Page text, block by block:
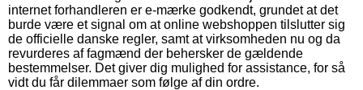
internet forhandleren er e-mærke godkendt, grundet at det
burde være et signal om at online webshoppen tilslutter sig
de officielle danske regler, samt at virksomheden nu og da
revurderes af fagmænd der behersker de gældende
bestemmelser. Det giver dig mulighed for assistance, for så
vidt du får dilemmaer som følge af din ordre.